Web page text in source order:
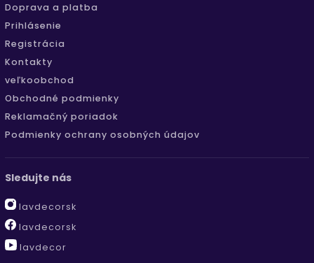
Doprava a platba
Prihlásenie
Registrácia
Kontakty
veľkoobchod
Obchodné podmienky
Reklamačný poriadok
Podmienky ochrany osobných údajov
Sledujte nás
lavdecorsk
lavdecorsk
lavdecor